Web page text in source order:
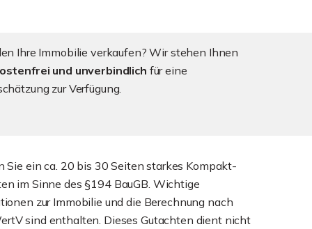
Ihre Immobilie verkaufen? Wir stehen Ihnen
und unverbindlich für eine
zur Verfügung.
Sie ein ca. 20 bis 30 Seiten starkes Kompakt-
im Sinne des §194 BauGB. Wichtige
zur Immobilie und die Berechnung nach
sind enthalten. Dieses Gutachten dient nicht